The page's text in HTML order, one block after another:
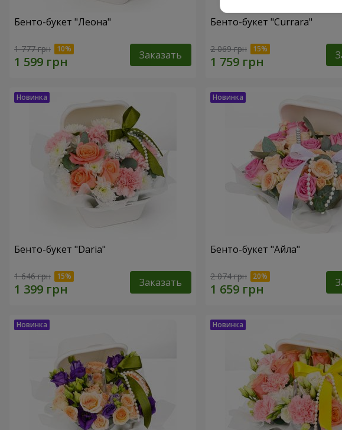
Бенто-букет "Леона"
1 777 грн Заказать
Бенто-букет "Currara"
2 069 грн
Бенто-букет "Daria"
1 646 грн Заказать
Бенто-букет "Айла"
2 074 грн